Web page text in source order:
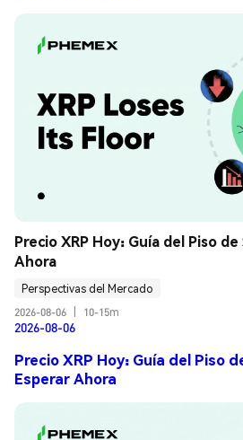
Precio XRP Hoy: Guía del Piso
Ahora
Perspectivas del Mercado
2026-08-06
10-15m
2026-08-06
Precio XRP Hoy: Guía del Piso
Esperar Ahora